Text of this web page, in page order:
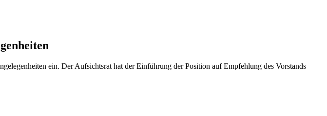
ein. Der Aufsichtsrat hat der Einführung der Position auf Empfehlung des Vorstands